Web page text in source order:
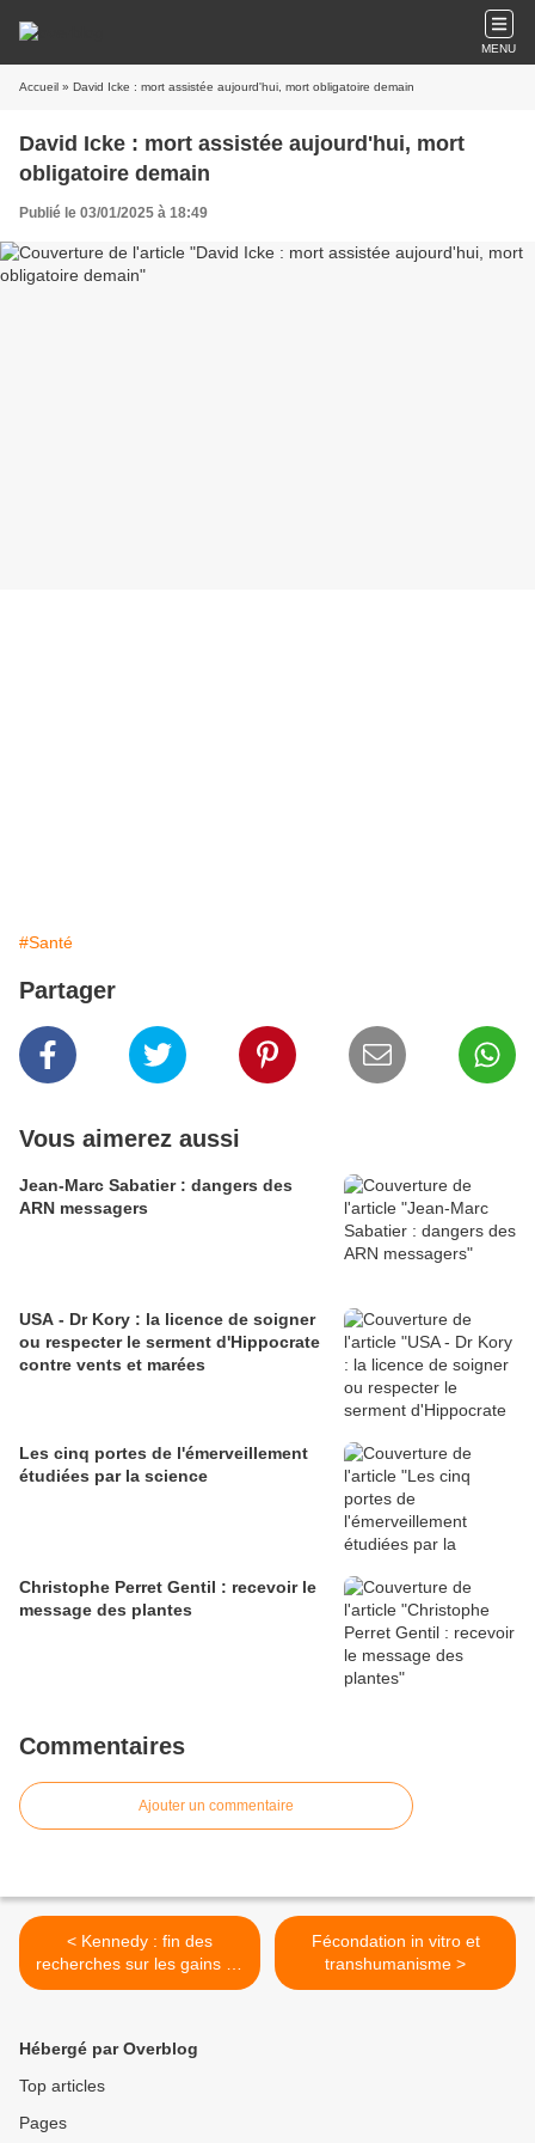
MENU
Accueil » David Icke : mort assistée aujourd'hui, mort obligatoire demain
David Icke : mort assistée aujourd'hui, mort
obligatoire demain
Publié le 03/01/2025 à 18:49
#Santé
Partager
Vous aimerez aussi
Jean-Marc Sabatier : dangers des
ARN messagers
USA - Dr Kory : la licence de soigner
ou respecter le serment d'Hippocrate
contre vents et marées
Les cinq portes de l'émerveillement
étudiées par la science
Christophe Perret Gentil : recevoir le
message des plantes
Commentaires
Ajouter un commentaire
< Kennedy : fin des
recherches sur les gains de
fonction
Fécondation in vitro et
transhumanisme >
Hébergé par Overblog
Top articles
Pages